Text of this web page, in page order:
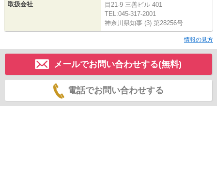
取扱会社
目21-9 三善ビル 401
TEL:045-317-2001
神奈川県知事 (3) 第28256号
情報の見方
メールでお問い合わせする(無料)
電話でお問い合わせする